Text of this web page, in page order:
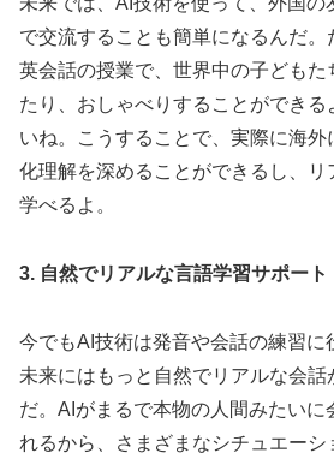
で交流することも簡単になるんだ
英会話の授業で、世界中の子どもた
たり、おしゃべりすることができ
いね。こうすることで、実際に海
化理解を深めることができるし、リ
学べるよ。
3. 自然でリアルな言語学習サポート
今でもAI技術は発音や会話の練習に
未来にはもっと自然でリアルな会
だ。AIがまるで本物の人間みたいに
れるから、さまざまなシチュエー